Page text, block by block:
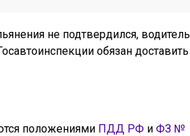
не подтвердился, водитель
обязан доставить
положениями ПДД РФ и ФЗ №